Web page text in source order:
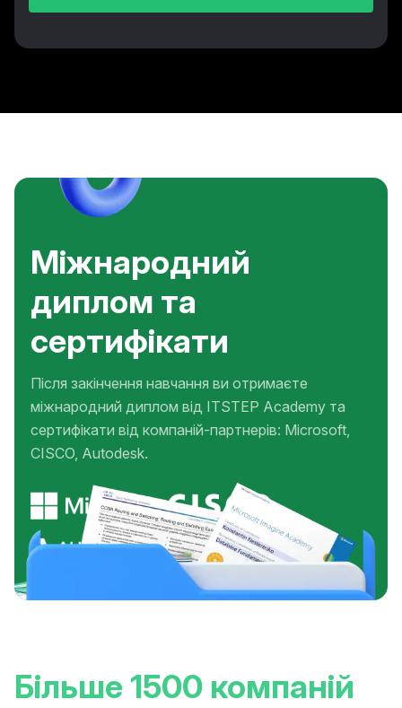
Міжнародний
диплом та
сертифікати
Після закінчення навчання ви отримаєте
міжнародний диплом від ITSTEP Academy та
сертифікати від компаній-партнерів: Microsoft,
CISCO, Autodesk.
Більше 1500 компаній